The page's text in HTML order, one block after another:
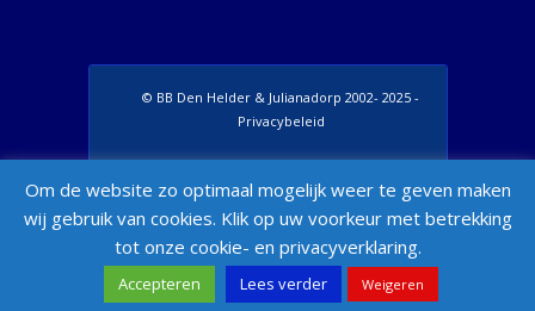
© BB Den Helder & Julianadorp 2002- 2025 -
Privacybeleid
Appearance > Menus > "Manage Locations"
Om de website zo optimaal mogelijk weer te geven maken
wij gebruik van cookies. Klik op uw voorkeur met betrekking
tot onze cookie- en privacyverklaring.
Accepteren Lees verder Weigeren